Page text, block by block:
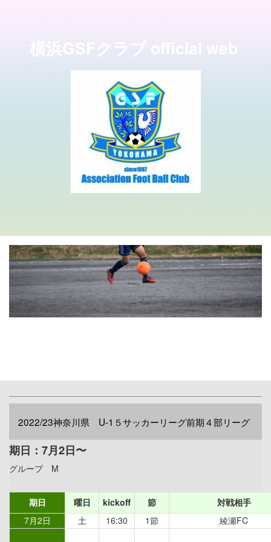
2022/23神奈川県 U-1５サッカーリーグ前期４部リーグ
期日：7月2日〜
グループ M
期日 曜日 kickoff 節
対戦相手
7月2日
土 16:30 1節 綾瀬FC